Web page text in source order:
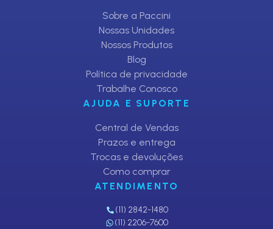
Sobre a Paccini
Nossas Unidades
Nossos Produtos
Blog
Política de privacidade
Trabalhe Conosco
AJUDA E SUPORTE
Central de Vendas
Prazos e entrega
Trocas e devoluções
Como comprar
ATENDIMENTO
(11) 2842-1480
(11) 2206-7600